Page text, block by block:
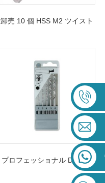
卸売 10 個 HSS M2 ツイスト
用
プロフェッショナル DIN338
HSS M35 完全研磨ツイスト